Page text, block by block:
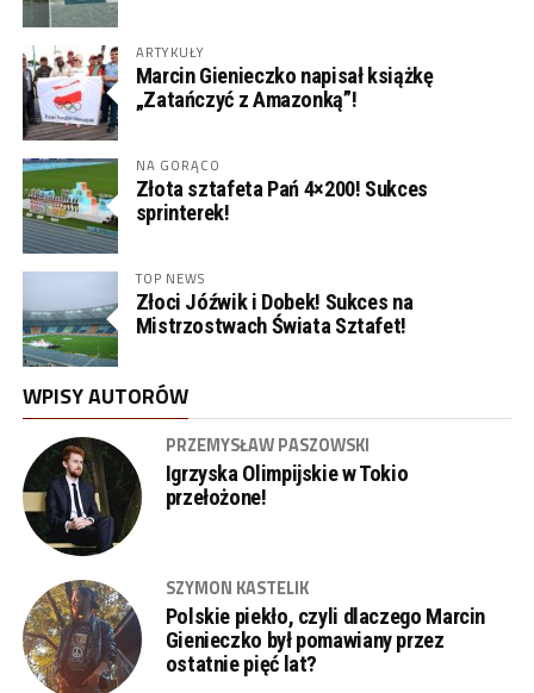
ARTYKUŁY
Marcin Gienieczko napisał książkę
„Zatańczyć z Amazonką”!
NA GORĄCO
Złota sztafeta Pań 4×200! Sukces
sprinterek!
TOP NEWS
Złoci Jóźwik i Dobek! Sukces na
Mistrzostwach Świata Sztafet!
WPISY AUTORÓW
PRZEMYSŁAW PASZOWSKI
Igrzyska Olimpijskie w Tokio
przełożone!
SZYMON KASTELIK
Polskie piekło, czyli dlaczego Marcin
Gienieczko był pomawiany przez
ostatnie pięć lat?